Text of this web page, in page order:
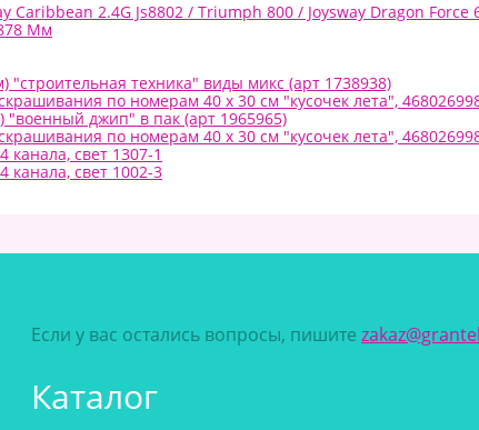
Caribbean 2.4G Js8802 / Triumph 800 / Joysway Dragon Force
Мм
техника" виды микс (арт 1738938)
по номерам 40 х 30 см "кусочек лета",
джип" в пак (арт 1965965)
по номерам 40 х 30 см "кусочек лета",
свет 1307-1
свет 1002-3
Если у вас остались вопросы, пишите
Каталог